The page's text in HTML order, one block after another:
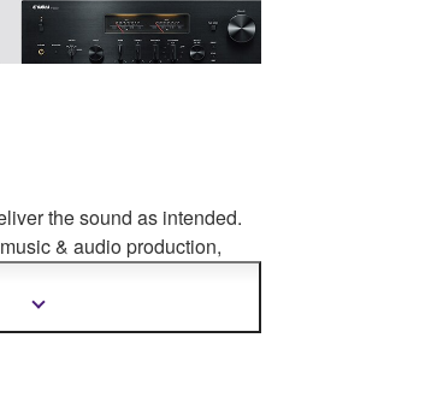
the sound as intended.
& audio production,
Mostrar